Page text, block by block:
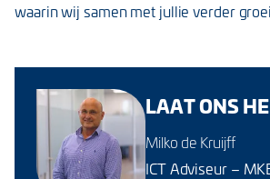
waarinwij samen met jullie verder
LAAT ONS
Milko de Kruijff
ICT Adviseur –